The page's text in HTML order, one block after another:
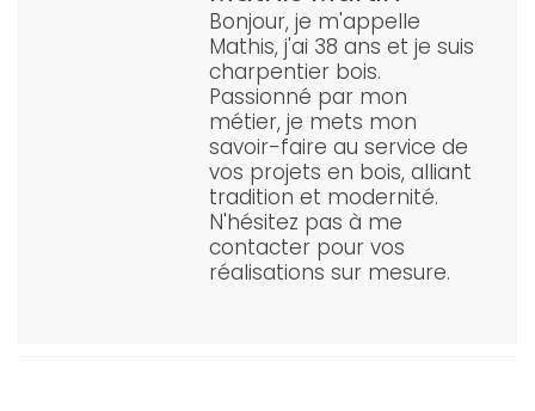
Bonjour, je m'appelle
Mathis, j'ai 38 ans et je suis
charpentier bois.
Passionné par mon
métier, je mets mon
savoir-faire au service de
vos projets en bois, alliant
tradition et modernité.
N'hésitez pas à me
contacter pour vos
réalisations sur mesure.